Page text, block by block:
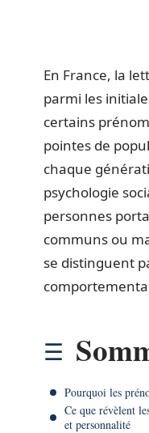
En France, la
parmi les
certains
pointes de
chaque
psychologie
personnes
communs ou
se distinguent
Pourquoi les
Ce que révèlent
et personnalité